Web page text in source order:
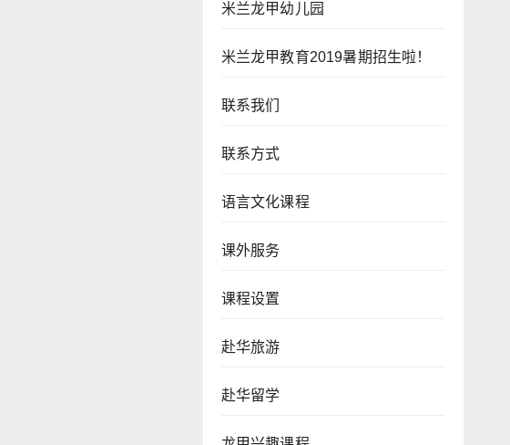
米兰龙甲幼儿园
米兰龙甲教育2019暑期招生啦！
联系我们
联系方式
语言文化课程
课外服务
课程设置
赴华旅游
赴华留学